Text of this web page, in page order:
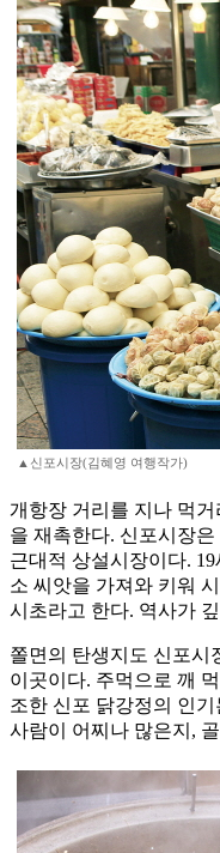
▲신포시장(김혜영 여행작가)
개항장 거리를 지나 먹
을 재촉한다. 신포시장
근대적 상설시장이다.
소 씨앗을 가져와 키워
시초라고 한다. 역사가
쫄면의 탄생지도 신포시
이곳이다. 주먹으로 깨
조한 신포 닭강정의 인
사람이 어찌나 많은지,